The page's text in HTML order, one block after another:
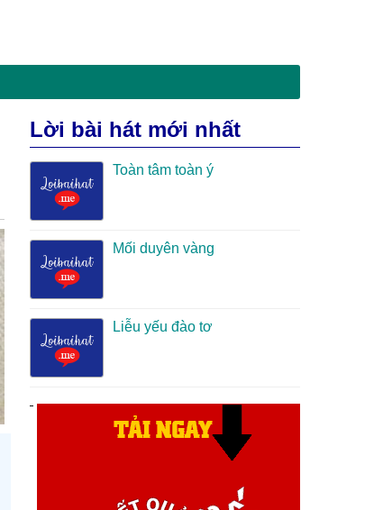
Lời bài hát mới nhất
Toàn tâm toàn ý
Mối duyên vàng
Liễu yếu đào tơ